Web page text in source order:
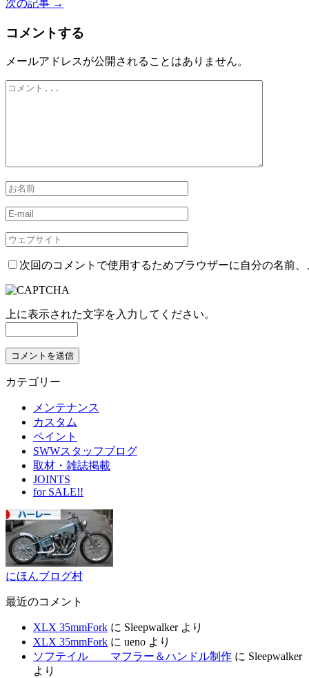
次の記事 →
コメントする
メールアドレスが公開されることはありません。
次回のコメントで使用するためブラウザーに自分の名前
上に表示された文字を入力してください。
カテゴリー
メンテナンス
カスタム
ペイント
SWWスタッフブログ
取材・雑誌掲載
JOINTS
for SALE!!
にほんブログ村
最近のコメント
XLX 35mmFork に Sleepwalkerより
XLX 35mmFork に ueno より
ソフテイル マフラー＆ハンドル制作 に Sleepwalker
より